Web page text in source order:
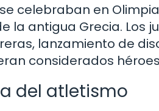
celebraban en
la antigua Grecia. Los
lanzamiento de
considerados
del atletismo